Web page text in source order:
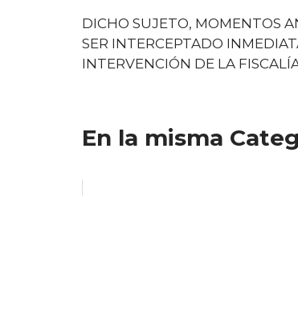
DICHO SUJETO, MOMENTOS
SER INTERCEPTADO
INTERVENCIÓN DE LA
En la misma